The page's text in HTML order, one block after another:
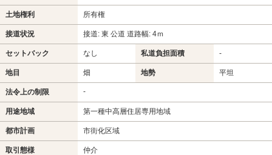
土地権利 所有権
接道状況 接道: 東 公道 道路幅: 4ｍ
セットバック なし 私道負担面積 -
地目 畑 地勢 平坦
法令上の制限 -
用途地域 第一種中高層住居専用地域
都市計画 市街化区域
取引態様 仲介